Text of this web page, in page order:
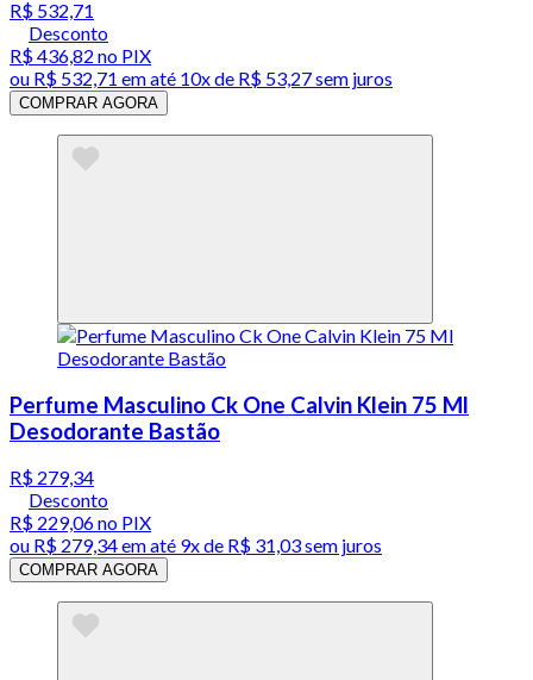
R$ 532,71
Desconto
R$ 436,82 no PIX
ou R$ 532,71 em até 10x de R$ 53,27 sem juros
COMPRAR AGORA
Perfume Masculino Ck One Calvin Klein 75 Ml
Desodorante Bastão
R$ 279,34
Desconto
R$ 229,06no PIX
ou R$ 279,34em até 9x de R$ 31,03 sem juros
COMPRAR AGORA